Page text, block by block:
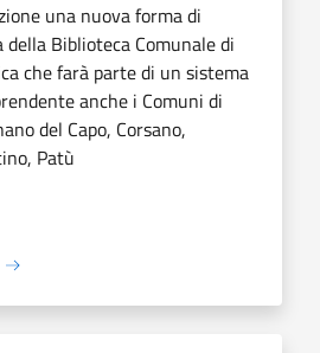
una nuova forma di
della Biblioteca Comunale di
che farà parte di un sistema
anche i Comuni di
del Capo, Corsano,
Patù